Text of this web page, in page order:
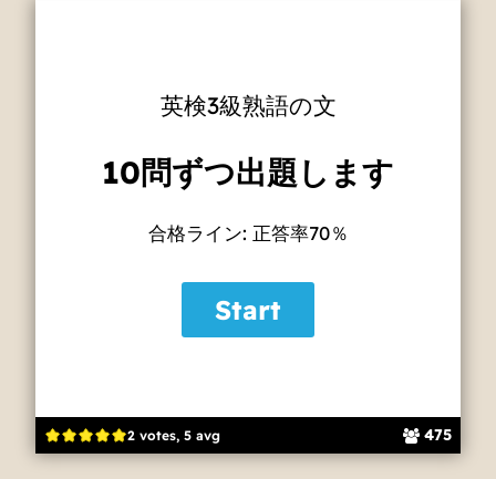
2 votes, 5 avg 475
英検3級熟語の文
10問ずつ出題します
合格ライン: 正答率70％